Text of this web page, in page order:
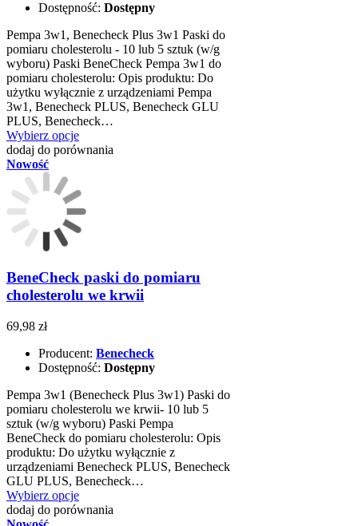
Dostępność: Dostępny
Pempa 3w1, Benecheck Plus 3w1 Paski do
pomiaru cholesterolu - 10 lub 5 sztuk (w/g
wyboru) Paski BeneCheck Pempa 3w1 do
pomiaru cholesterolu: Opis produktu: Do
użytku wyłącznie z urządzeniami Pempa
3w1, Benecheck PLUS, Benecheck GLU
PLUS, Benecheck…
Wybierz opcje
dodaj do porównania
Nowość
BeneCheck paski do pomiaru
cholesterolu we krwii
69,98 zł
Producent: Benecheck
Dostępność: Dostępny
Pempa 3w1 (Benecheck Plus 3w1) Paski do
pomiaru cholesterolu we krwii- 10 lub 5
sztuk (w/g wyboru) Paski Pempa
BeneCheck do pomiaru cholesterolu: Opis
produktu: Do użytku wyłącznie z
urządzeniami Benecheck PLUS, Benecheck
GLU PLUS, Benecheck…
Wybierz opcje
dodaj do porównania